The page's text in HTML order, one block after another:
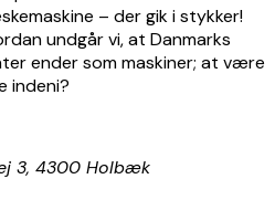
– der gik i stykker!
undgår vi, at Danmarks
ender som maskiner; at være
indeni?
3, 4300 Holbæk